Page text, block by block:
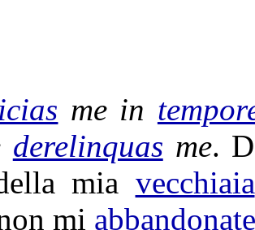
me in
derelinquas me.
mia vecchiaia
mi abbandonate